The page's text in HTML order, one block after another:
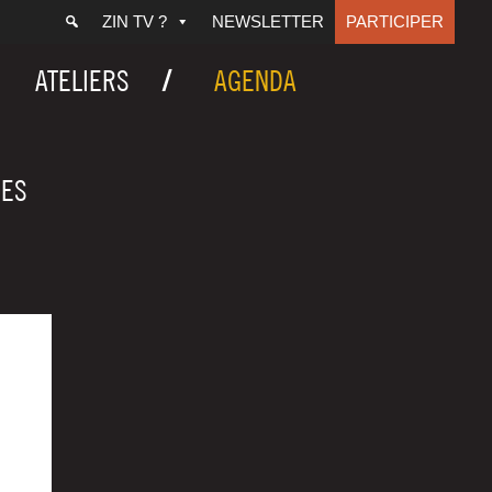
ZIN TV ? NEWSLETTER PARTICIPER
ATELIERS AGENDA